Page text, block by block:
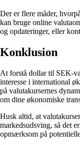
Der er flere måder,
kan bruge online
og opdateringer, eller
Konklusion
At forstå dollar til SEK-
interesse i international
på valutakursernes
om dine økonomiske
Husk altid, at
markedsudsving, så det
opmærksom på